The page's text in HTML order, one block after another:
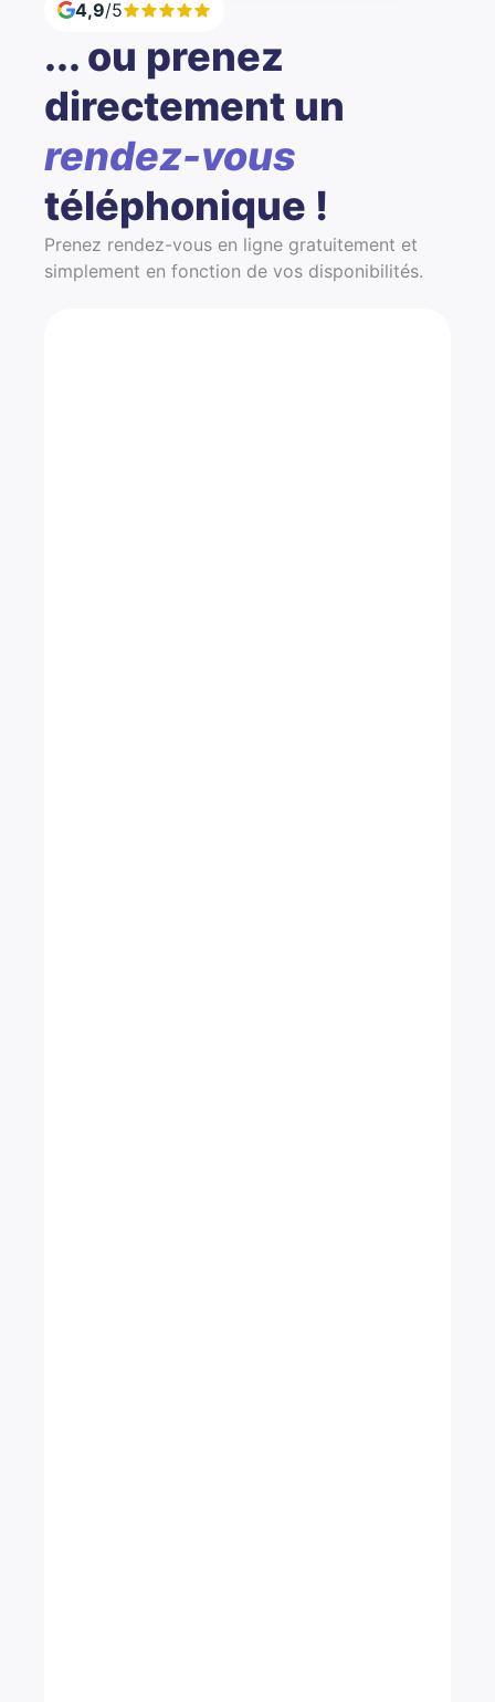
4,9/5
... ou prenez
directement un
rendez-vous
téléphonique !
Prenez rendez-vous en ligne gratuitement et
simplement en fonction de vos disponibilités.